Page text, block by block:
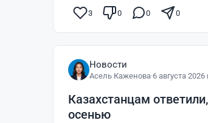
3 0 0 0
Новости
Асель Каженова·6 августа 2026
Казахстанцам
осенью